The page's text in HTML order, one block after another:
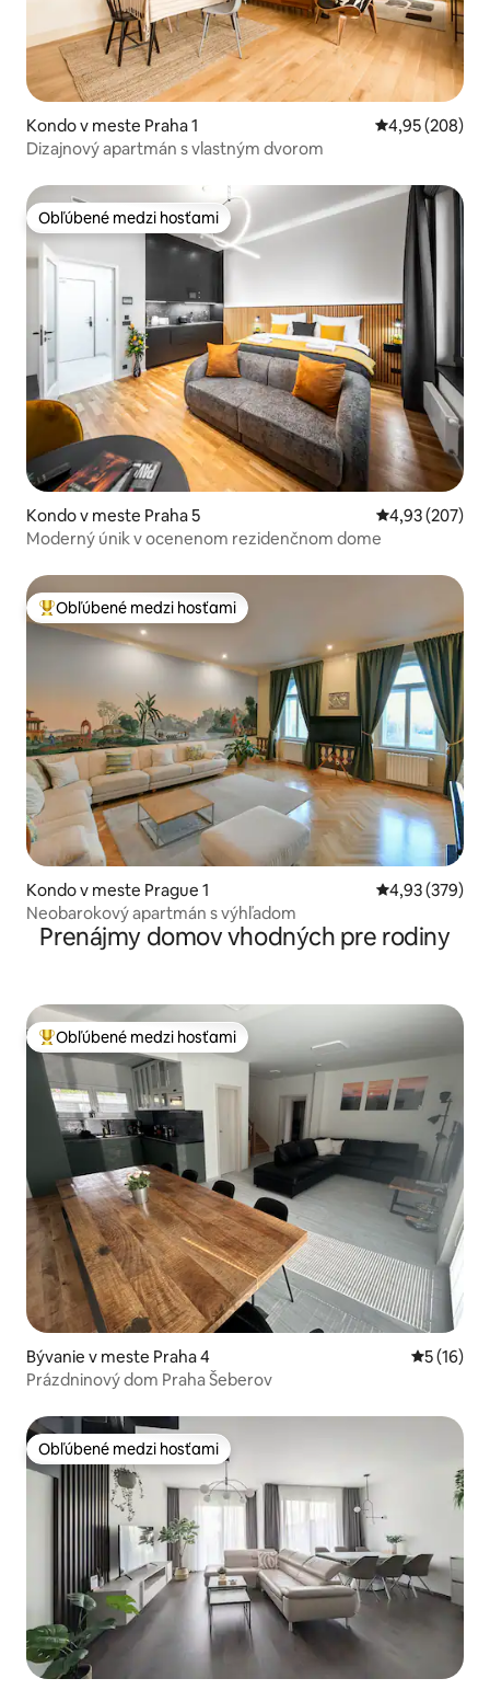
Kondo v meste Praha 1 Priemerné
4,95 (208)
Dizajnový apartmán s vlastným dvorom
Obľúbené medzi hosťami
Obľúbené medzi hosťami
Kondo v meste Praha 5 Priemerné
4,93 (207)
Moderný únik v ocenenom rezidenčnom dome
Najobľúbenejšie medzi hosťami
Obľúbené medzi hosťami
Kondo v meste Prague 1 Priemerné
4,93 (379)
Neobarokový apartmán s výhľadom
Prenájmy domov vhodných pre rodiny
Najobľúbenejšie medzi hosťami
Obľúbené medzi hosťami
Bývanie v meste Praha 4
5 (16)
Prázdninový dom Praha Šeberov
Obľúbené medzi hosťami
Obľúbené medzi hosťami